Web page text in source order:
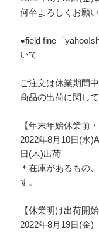
何卒よろしくお願
●field fine「
いて
ご注文は休業期間
商品の出荷に関し
【年末年始休業前
2022年8月10日(水
日(木)出荷
＊在庫があるもの
す。
【休業明け出荷開始
2022年8月19日(金)